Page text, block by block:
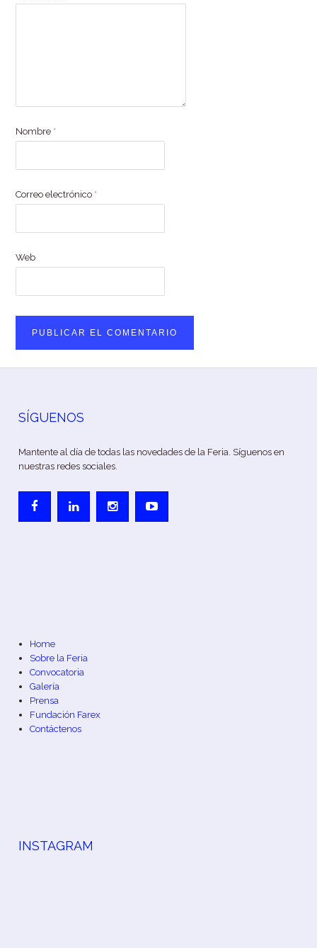
Nombre *
Correo electrónico *
Web
SÍGUENOS
Mantente al día de todas las novedades de la Feria. Síguenos en
nuestras redes sociales.
Home
Sobre la Feria
Convocatoria
Galería
Prensa
Fundación Farex
Contáctenos
INSTAGRAM